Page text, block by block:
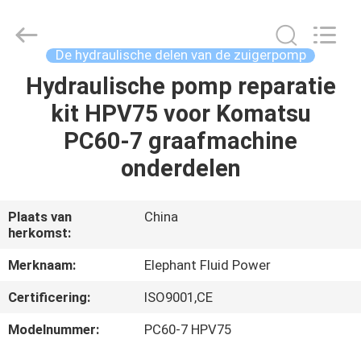
HUIS
PRODUCTEN
ONS
FABRIEKSREIS
KWALITEITSCONTROLE
Fluid
Power
Reserved.
De hydraulische delen van de zuigerpomp
Hydraulische pomp reparatie
kit HPV75 voor Komatsu
PC60-7 graafmachine
onderdelen
Plaats van
herkomst:
China
Merknaam:
Elephant Fluid Power
Certificering:
ISO9001,CE
Modelnummer:
PC60-7 HPV75